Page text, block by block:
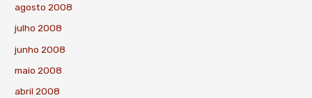
agosto 2008
julho 2008
junho 2008
maio 2008
abril 2008